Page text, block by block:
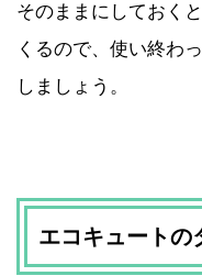
そのままにしておく
くるので、使い終わ
しましょう。
エコキュートの